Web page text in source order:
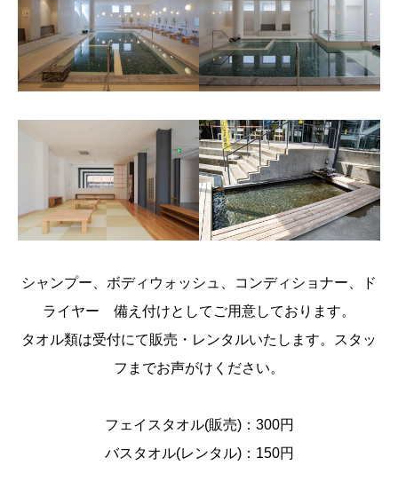
シャンプー、ボディウォッシュ、コンディショナー、ド
ライヤー 備え付けとしてご用意しております。
タオル類は受付にて販売・レンタルいたします。スタッ
フまでお声がけください。
フェイスタオル(販売)：300円
バスタオル(レンタル)：150円